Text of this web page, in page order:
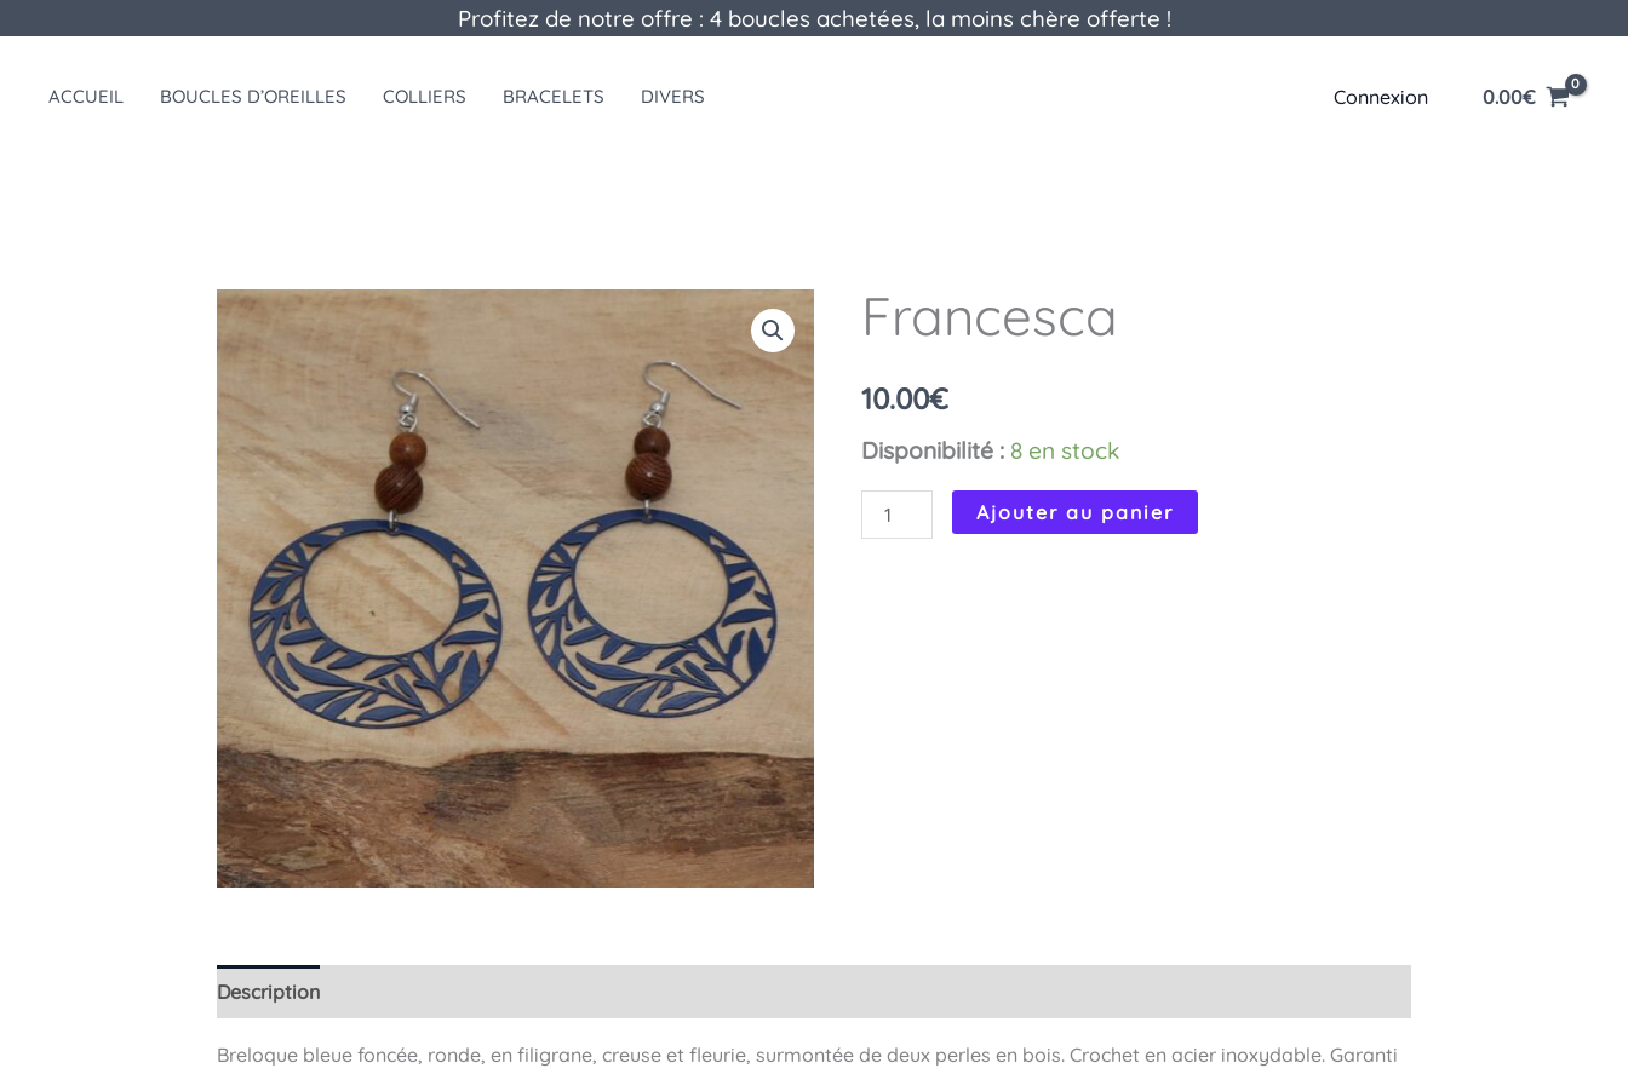
contenu
Profitez de notre offre : 4 boucles achetées, la moins chère offerte !
ACCUEIL BOUCLES D’OREILLES COLLIERS BRACELETS DIVERS Connexion 0.00€
Francesca
10.00€
Disponibilité : 8 en stock
quantité
de
Ajouter au panier
Description
Breloque bleue foncée, ronde, en filigrane, creuse et fleurie, surmontée de deux perles en bois. Crochet en acier inoxydable. Garanti